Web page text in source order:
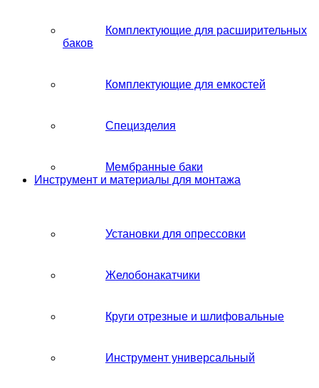
Комплектующие для расширительных
баков
Комплектующие для емкостей
Специзделия
Мембранные баки
Инструмент и материалы для монтажа
Установки для опрессовки
Желобонакатчики
Круги отрезные и шлифовальные
Инструмент универсальный